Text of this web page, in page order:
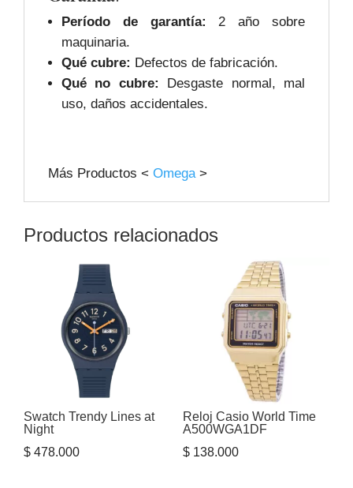
Período de garantía: 2 año sobre
maquinaria.
Qué cubre: Defectos de fabricación.
Qué no cubre: Desgaste normal, mal
uso, daños accidentales.
Más Productos < Omega >
Productos relacionados
Swatch Trendy Lines at
Night
$ 478.000
Reloj Casio World Time
A500WGA1DF
$138.000